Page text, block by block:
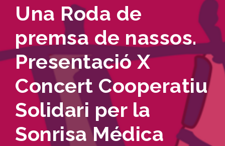
Una Roda de
premsa de nassos.
Presentació X
Concert Cooperatiu
Solidari per la
Sonrisa Médica